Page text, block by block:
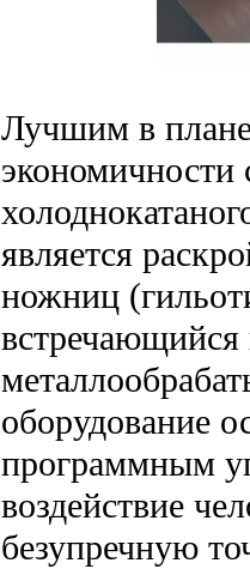
Лучшим в плане
экономичности
является
ножниц
оборудование
программным
воздействие
безупречную